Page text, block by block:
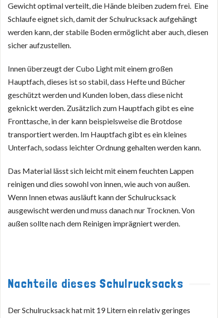
Gewicht optimal verteilt, die Hände bleiben zudem frei. Eine
Schlaufe eignet sich, damit der Schulrucksack aufgehängt
werden kann, der stabile Boden ermöglicht aber auch, diesen
sicher aufzustellen.
Innen überzeugt der Cubo Light mit einem großen
Hauptfach, dieses ist so stabil, dass Hefte und Bücher
geschützt werden und Kunden loben, dass diese nicht
geknickt werden. Zusätzlich zum Hauptfach gibt es eine
Fronttasche, in der kann beispielsweise die Brotdose
transportiert werden. Im Hauptfach gibt es ein kleines
Unterfach, sodass leichter Ordnung gehalten werden kann.
Das Material lässt sich leicht mit einem feuchten Lappen
reinigen und dies sowohl von innen, wie auch von außen.
Wenn Innen etwas ausläuft kann der Schulrucksack
ausgewischt werden und muss danach nur Trocknen. Von
außen sollte nach dem Reinigen imprägniert werden.
Nachteile dieses Schulrucksacks
Der Schulrucksack hat mit 19 Litern ein relativ geringes